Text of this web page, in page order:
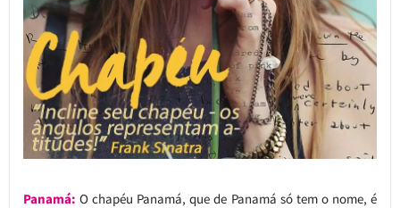
Panamá: O chapéu Panamá, que de Panamá só tem o nome, é